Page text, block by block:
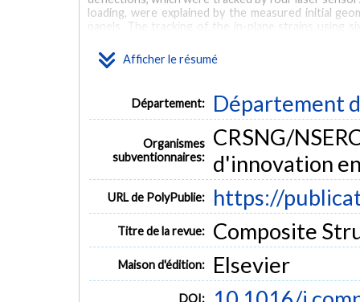
Afficher le résumé
loading, were explained by the measured initial
panels. The tracking of the in-plane strains using
established that the tow-drop method
stiffness, buckling load, and the failure load while
Département: Département
Organismes
subventionnaires:
CRSNG/
d'innovation
URL de PolyPublie: https://
Titre de la revue: Composite
Maison d'édition: Elsevier
DOI: